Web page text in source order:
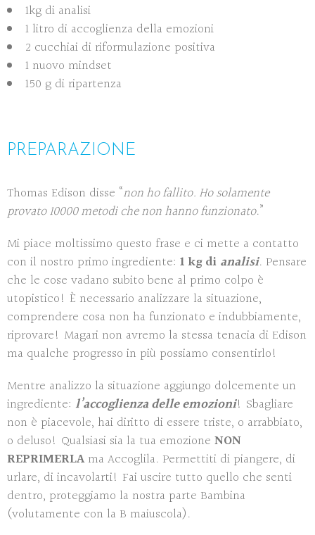
1kg di analisi
1 litro di accoglienza della emozioni
2 cucchiai di riformulazione positiva
1 nuovo mindset
150 g di ripartenza
PREPARAZIONE
Thomas Edison disse “non ho fallito. Ho solamente
provato 10000 metodi che non hanno funzionato.”
Mi piace moltissimo questo frase e ci mette a contatto
con il nostro primo ingrediente: 1 kg di analisi. Pensare
che le cose vadano subito bene al primo colpo è
utopistico! È necessario analizzare la situazione,
comprendere cosa non ha funzionato e indubbiamente,
riprovare! Magari non avremo la stessa tenacia di Edison
ma qualche progresso in più possiamo consentirlo!
Mentre analizzo la situazione aggiungo dolcemente un
ingrediente: l’accoglienza delle emozioni! Sbagliare
non è piacevole, hai diritto di essere triste, o arrabbiato,
o deluso! Qualsiasi sia la tua emozione NON
REPRIMERLAma Accoglila. Permettiti di piangere, di
urlare, di incavolarti! Fai uscire tutto quello che senti
dentro, proteggiamo la nostra parte Bambina
(volutamente con la B maiuscola).